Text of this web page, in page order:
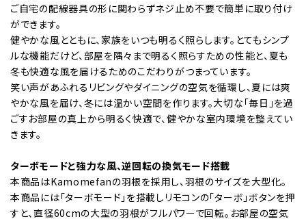
ご自宅の配線器具の形に関わらずネジ止め不要で簡単に取り付け
ができます。
健やかな風とともに、家族をいつも明るく照らします。とてもシンプ
ルな機能だけど、部屋を隅々まで明るく照らすための性能と、夏も
冬も快適な風を届けるためのこだわりがつまっています。
笑い声があふれるリビングやダイニングの空気を循環し、夏には爽
やかな風を届け、冬には温かい空間を作ります。大切な「毎日」を過
ごすお部屋の真上から明るく快適で、健やかな室内環境を整えてい
きます。
ターボモードと強力な風、逆回転の換気モード搭載
本商品はKamomefanの羽根を採用し、羽根のサイズを大型化。
本商品には「ターボモード」を搭載しリモコンの「ターボ」ボタンを押
すと、直径60cmの大型の羽根がフルパワーで回転。お部屋の空気